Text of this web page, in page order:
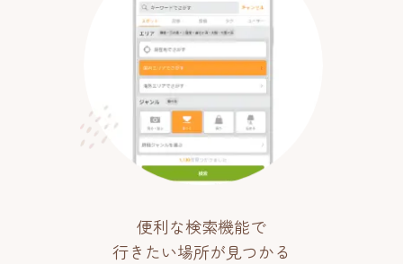
便利な検索機能で
行きたい場所が見つかる